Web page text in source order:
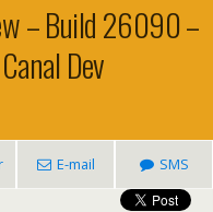
– Build 26090 –
Dev
E-mail SMS